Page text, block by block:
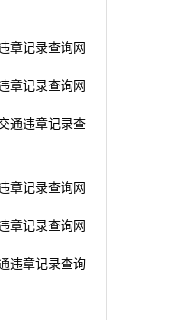
章记录查询网
章记录查询网
通违章记录查
章记录查询网
章记录查询网
违章记录查询